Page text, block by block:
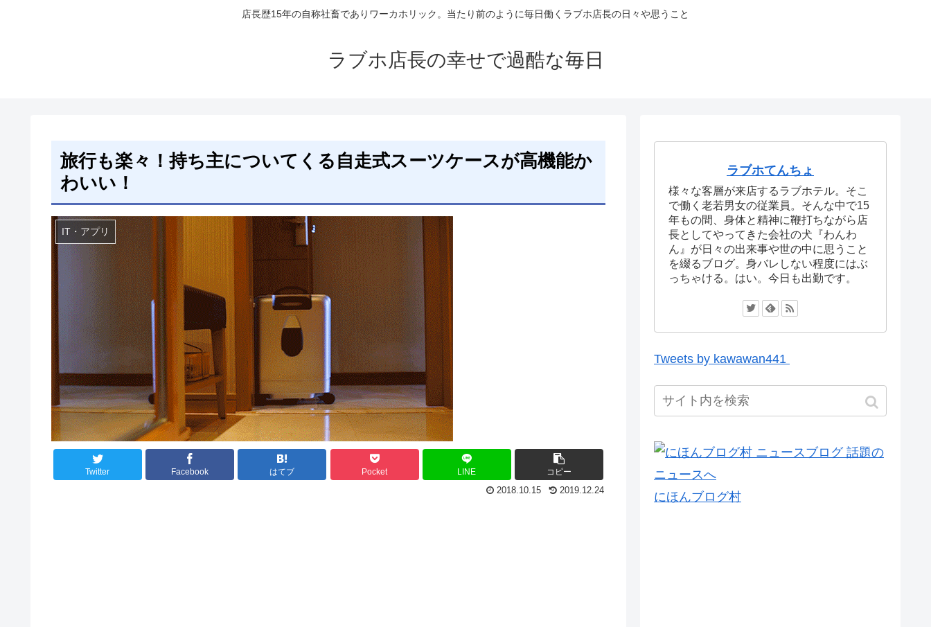
店長歴15年の自称社畜でありワーカホリック。当たり前のように毎日働くラブホ店長の日々や思うこと
ラブホ店長の幸せで過酷な毎日
旅行も楽々！持ち主についてくる自走式スーツケースが高機能か
わいい！
IT・アプリ
Twitter Facebook はてブ Pocket LINE
コピー
2019.12.24
2018.10.15
ラブホてんちょ
様々な客層が来店するラブホテル。そこ
で働く老若男女の従業員。そんな中で15
年もの間、身体と精神に鞭打ちながら店
長としてやってきた会社の犬『わんわ
ん』が日々の出来事や世の中に思うこと
を綴るブログ。身バレしない程度にはぶ
っちゃける。はい。今日も出勤です。
Tweets by kawawan441
にほんブログ村